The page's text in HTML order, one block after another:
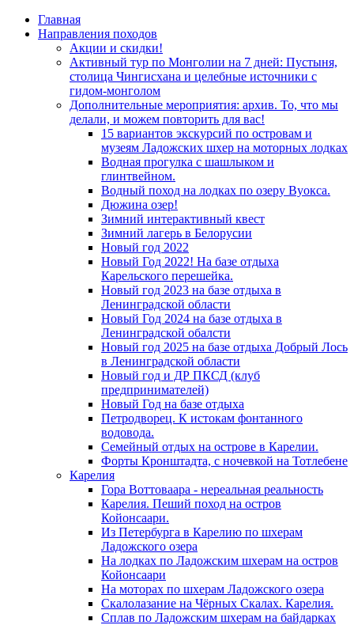
Главная
Направления походов
Акции и скидки!
Активный тур по Монголии на 7 дней: Пустыня,
столица Чингисхана и целебные источники с
гидом-монголом
Дополнительные мероприятия: архив. То, что мы
делали, и можем повторить для вас!
15 вариантов экскурсий по островам и
музеям Ладожских шхер на моторных лодках
Водная прогулка с шашлыком и
глинтвейном.
Водный поход на лодках по озеру Вуокса.
Дюжина озер!
Зимний интерактивный квест
Зимний лагерь в Белорусии
Новый год 2022
Новый Год 2022! На базе отдыха
Карельского перешейка.
Новый год 2023 на базе отдыха в
Ленинградской области
Новый Год 2024 на базе отдыха в
Ленинградской обалсти
Новый год 2025 на базе отдыха Добрый Лось
в Ленинградской области
Новый год и ДР ПКСД (клуб
предпринимателей)
Новый Год на базе отдыха
Петродворец. К истокам фонтанного
водовода.
Семейный отдых на острове в Карелии.
Форты Кронштадта, с ночевкой на Тотлебене
Карелия
Гора Воттоваара - нереальная реальность
Карелия. Пеший поход на остров
Койонсаари.
Из Петербурга в Карелию по шхерам
Ладожского озера
На лодках по Ладожским шхерам на остров
Койонсаари
На моторах по шхерам Ладожского озера
Скалолазание на Чёрных Скалах. Карелия.
Сплав по Ладожским шхерам на байдарках